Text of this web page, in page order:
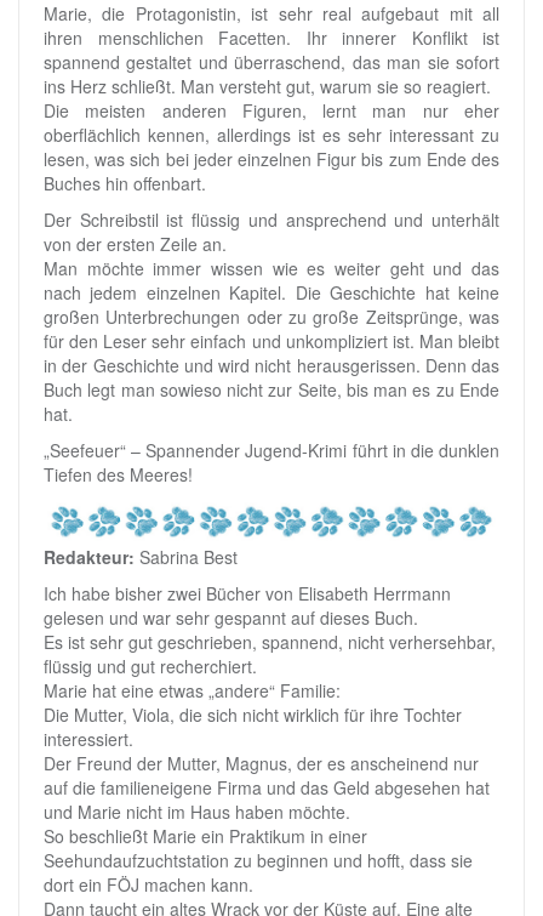
Marie, die Protagonistin, ist sehr real aufgebaut mit all
ihren menschlichen Facetten. Ihr innerer Konflikt ist
spannend gestaltet und überraschend, das man sie sofort
ins Herz schließt. Man versteht gut, warum sie so reagiert.
Die meisten anderen Figuren, lernt man nur eher
oberflächlich kennen, allerdings ist es sehr interessant zu
lesen, was sich bei jeder einzelnen Figur bis zum Ende des
Buches hin offenbart.
Der Schreibstil ist flüssig und ansprechend und unterhält
von der ersten Zeile an.
Man möchte immer wissen wie es weiter geht und das
nach jedem einzelnen Kapitel. Die Geschichte hat keine
großen Unterbrechungen oder zu große Zeitsprünge, was
für den Leser sehr einfach und unkompliziert ist. Man bleibt
in der Geschichte und wird nicht herausgerissen. Denn das
Buch legt man sowieso nicht zur Seite, bis man es zu Ende
hat.
„Seefeuer“ – Spannender Jugend-Krimi führt in die dunklen
Tiefen des Meeres!
Redakteur: Sabrina Best
Ich habe bisher zwei Bücher von Elisabeth Herrmann
gelesen und war sehr gespannt auf dieses Buch.
Es ist sehr gut geschrieben, spannend, nicht verhersehbar,
flüssig und gut recherchiert.
Marie hat eine etwas „andere“ Familie:
Die Mutter, Viola, die sich nicht wirklich für ihre Tochter
interessiert.
Der Freund der Mutter, Magnus, der es anscheinend nur
auf die familieneigene Firma und das Geld abgesehen hat
und Marie nicht im Haus haben möchte.
So beschließt Marie ein Praktikum in einer
Seehundaufzuchtstation zu beginnen und hofft, dass sie
dort ein FÖJ machen kann.
Dann taucht ein altes Wrack vor der Küste auf. Eine alte